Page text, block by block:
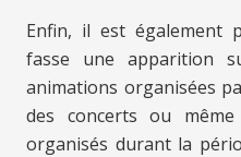
Enfin, il est également
fasse une apparition
animations organisées
des concerts ou
organisés durant la